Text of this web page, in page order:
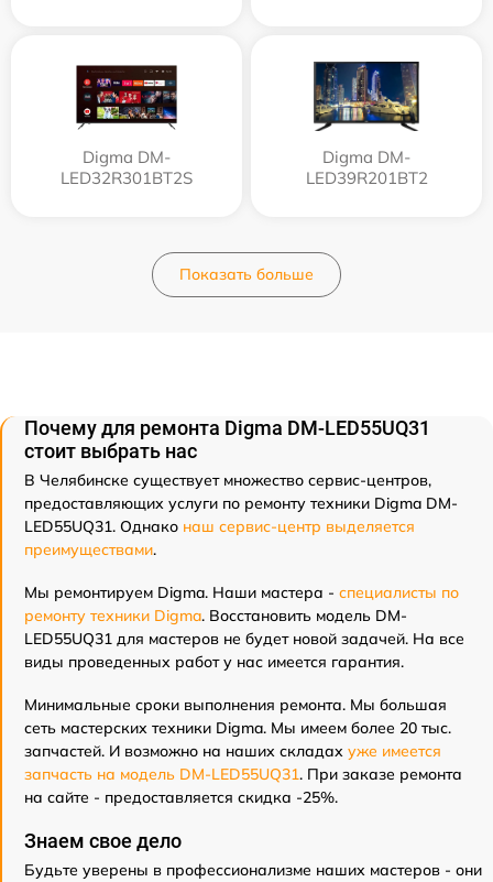
Digma DM-
LED32R301BT2S
Digma DM-
LED39R201BT2
Показать больше
Почему для ремонта Digma DM-LED55UQ31
стоит выбрать нас
В Челябинске существует множество сервис-центров,
предоставляющих услуги по ремонту техники Digma DM-
LED55UQ31. Однако наш сервис-центр выделяется
преимуществами.
Мы ремонтируем Digma. Наши мастера - специалисты по
ремонту техники Digma. Восстановить модель DM-
LED55UQ31 для мастеров не будет новой задачей. На все
виды проведенных работ у нас имеется гарантия.
Минимальные сроки выполнения ремонта. Мы большая
сеть мастерских техники Digma. Мы имеем более 20 тыс.
запчастей. И возможно на наших складах уже имеется
запчасть на модель DM-LED55UQ31. При заказе ремонта
на сайте - предоставляется скидка -25%.
Знаем свое дело
Будьте уверены в профессионализме наших мастеров - они